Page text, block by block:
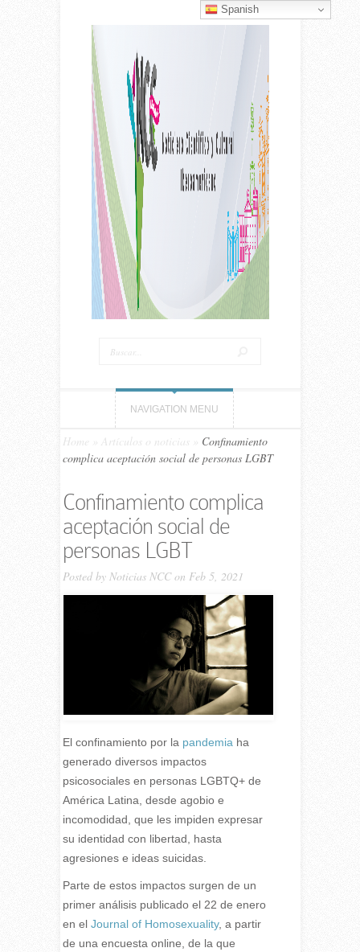
NAVIGATION MENU
Home Artículos o noticias
Confinamiento
complica aceptación social de personas LGBT
Confinamiento complica
aceptación social de
personas LGBT
Posted by Noticias NCCon Feb 5, 2021
El confinamiento por la pandemia ha
generado diversos impactos
psicosociales en personas LGBTQ+ de
América Latina, desde agobio e
incomodidad, que les impiden expresar
su identidad con libertad, hasta
agresiones e ideas suicidas.
Parte de estos impactos surgen de un
primer análisis publicado el 22 de enero
en el Journal of Homosexuality, a partir
de una encuesta online, de la que
Spanish